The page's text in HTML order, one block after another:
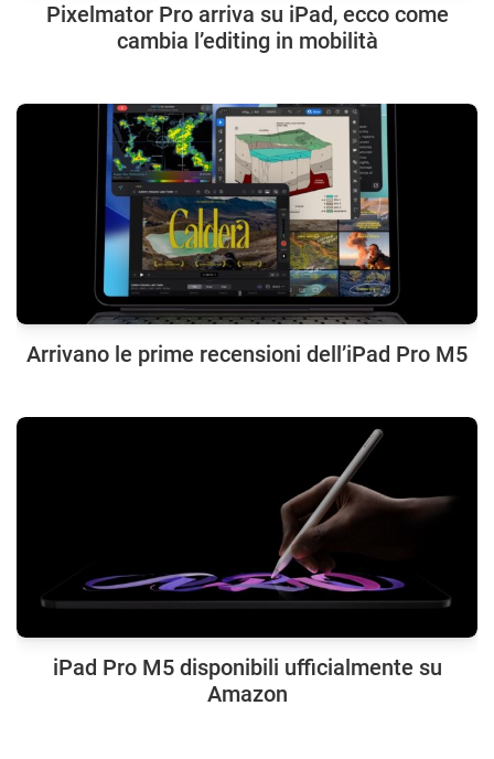
Pixelmator Pro arriva su iPad, ecco come
cambia l’editing in mobilità
Arrivano le prime recensioni dell’iPad Pro M5
iPad Pro M5 disponibili ufficialmente su
Amazon